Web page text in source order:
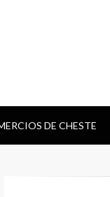
DE CHESTE